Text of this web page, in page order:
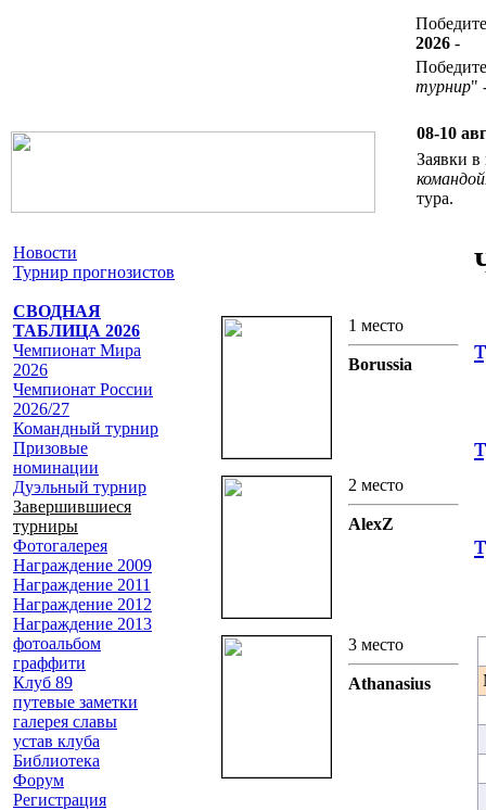
2026 -
турнир"
08-10
Заявки
тура.
Новости
Турнир прогнозистов
СВОДНАЯ
ТАБЛИЦА 2026
Чемпионат Мира
2026
Чемпионат России
2026/27
Командный турнир
Призовые
номинации
Дуэльный турнир
Завершившиеся
турниры
Фотогалерея
Награждение 2009
Награждение 2011
Награждение 2012
Награждение 2013
фотоальбом
граффити
Клуб 89
путевые заметки
галерея славы
устав клуба
Библиотека
Форум
Регистрация
1 место
Borussia
2 место
AlexZ
3 место
Athanasius